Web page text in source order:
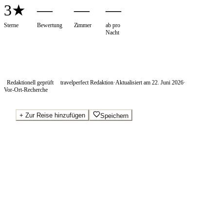
3★
Sterne
—
Bewertung
—
Zimmer
—
ab pro
Nacht
Redaktionell geprüft travelperfect Redaktion·Aktualisiert am 22. Juni 2026·
Vor-Ort-Recherche
+ Zur Reise hinzufügen Speichern